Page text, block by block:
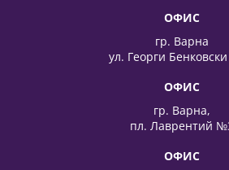
ОФИС
гр. Варна
ул. Георги
ОФИС
гр. Варна,
пл. Лаврентий
ОФИС